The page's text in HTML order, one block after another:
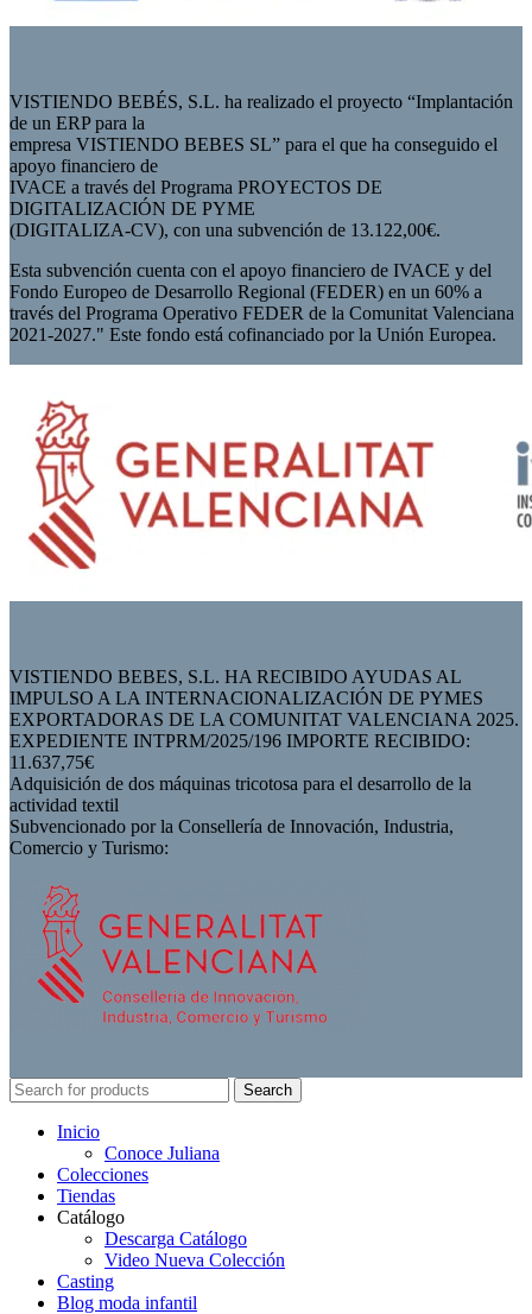
VISTIENDO BEBÉS, S.L. ha realizado el proyecto “Implantación
de un ERP para la
empresa VISTIENDO BEBES SL” para el que ha conseguido el
apoyo financiero de
IVACE a través del Programa PROYECTOS DE
DIGITALIZACIÓN DE PYME
(DIGITALIZA-CV), con una subvención de 13.122,00€.
Esta subvención cuenta con el apoyo financiero de IVACE y del
Fondo Europeo de Desarrollo Regional (FEDER) en un 60% a
través del Programa Operativo FEDER de la Comunitat Valenciana
2021-2027." Este fondo está cofinanciado por la Unión Europea.
VISTIENDO BEBES, S.L. HA RECIBIDO AYUDAS AL
IMPULSO A LA INTERNACIONALIZACIÓN DE PYMES
EXPORTADORAS DE LA COMUNITAT VALENCIANA 2025.
EXPEDIENTE INTPRM/2025/196 IMPORTE RECIBIDO:
11.637,75€
Adquisición de dos máquinas tricotosa para el desarrollo de la
actividad textil
Subvencionado por la Consellería de Innovación, Industria,
Comercio y Turismo:
Search
Inicio
Conoce Juliana
Colecciones
Tiendas
Catálogo
Descarga Catálogo
Video Nueva Colección
Casting
Blog moda infantil